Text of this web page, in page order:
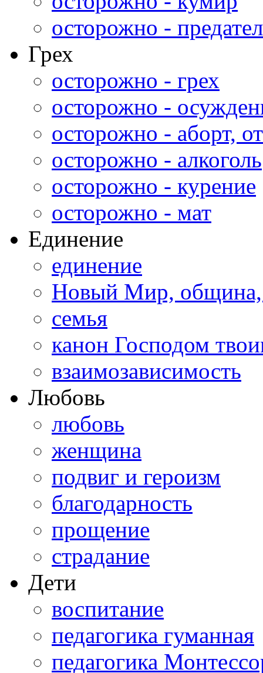
осторожно -
Грех
осторожно - грех
осторожно -
осторожно - аборт,
осторожно - алкоголь
осторожно - курение
осторожно - мат
Единение
единение
Новый Мир,
семья
канон Господом
взаимозависимость
Любовь
любовь
женщина
подвиг и героизм
благодарность
прощение
страдание
Дети
воспитание
педагогика гуманная
педагогика